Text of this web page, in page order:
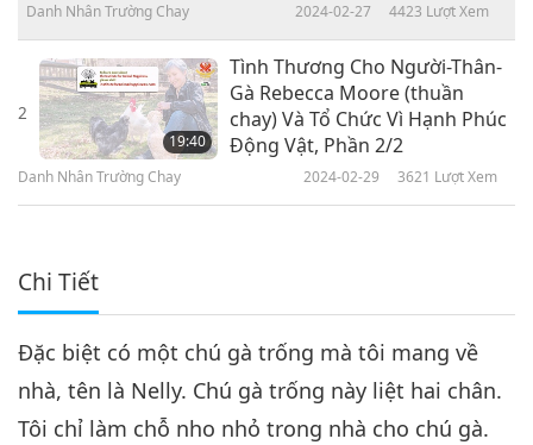
Danh Nhân Trường Chay 2024-02-27 4423 Lượt Xem
2
19:40
Tình Thương Cho Người-Thân-
Gà Rebecca Moore (thuần
chay) Và Tổ Chức Vì Hạnh Phúc
Động Vật, Phần 2/2
Danh Nhân Trường Chay 2024-02-29 3621 Lượt Xem
Chi Tiết
Đặc biệt có một chú gà trống mà tôi mang về
nhà, tên là Nelly. Chú gà trống này liệt hai chân.
Tôi chỉ làm chỗ nho nhỏ trong nhà cho chú gà.